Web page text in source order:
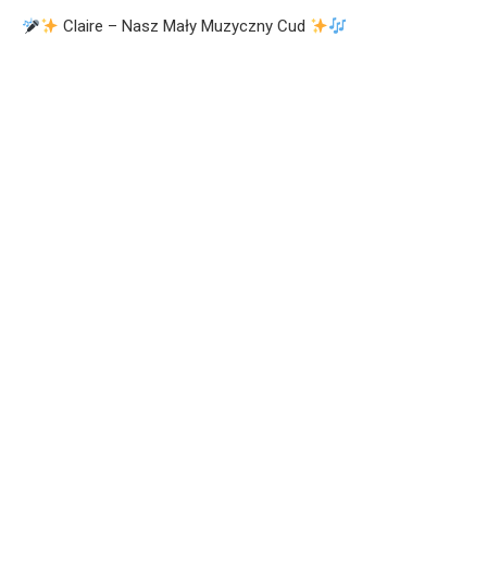
Claire – Nasz Mały Muzyczny Cud